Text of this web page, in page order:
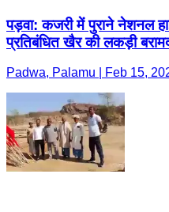
पड़वा: कजरी में पुराने नेशनल
प्रतिबंधित खैर की लकड़ी
Padwa, Palamu | Feb 15,